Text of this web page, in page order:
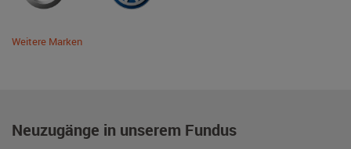
Weitere Marken
Neuzugänge in unserem Fundus